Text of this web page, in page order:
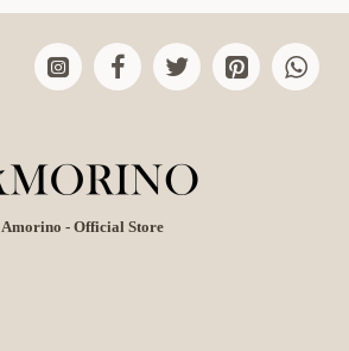
Amorino - Official Store